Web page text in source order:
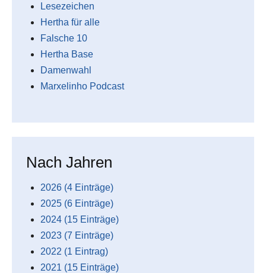
Lesezeichen
Hertha für alle
Falsche 10
Hertha Base
Damenwahl
Marxelinho Podcast
Nach Jahren
2026 (4 Einträge)
2025 (6 Einträge)
2024 (15 Einträge)
2023 (7 Einträge)
2022 (1 Eintrag)
2021 (15 Einträge)